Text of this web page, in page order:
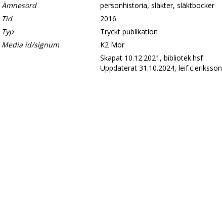
Ämnesord
personhistoria, släkter, släktböcker
Tid
2016
Typ
Tryckt publikation
Media id/signum
K2 Mor
Skapat 10.12.2021, bibliotek.hsf
Uppdaterat 31.10.2024, leif.c.eriksson